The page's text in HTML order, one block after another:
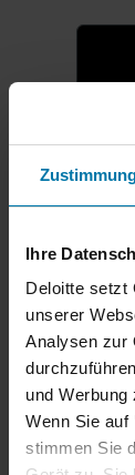
Ihre
Deloitte setzt
unserer
Analysen zur
und Werbung
Wenn Sie auf
stimmen Sie
in
Ob